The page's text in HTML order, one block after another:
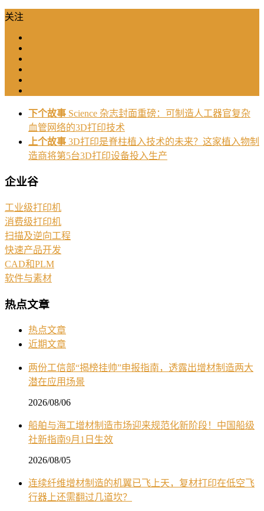
关注
下个故事 Science 杂志封面重磅：可制造人工器官复杂
血管网络的3D打印技术
上个故事 3D打印是脊柱植入技术的未来？这家植入物制
造商将第5台3D打印设备投入生产
企业谷
工业级打印机
消费级打印机
扫描及逆向工程
快速产品开发
CAD和PLM
软件与素材
热点文章
热点文章
近期文章
两份工信部“揭榜挂帅”申报指南，透露出增材制造两大
潜在应用场景
2026/08/06
船舶与海工增材制造市场迎来规范化新阶段！中国船级
社新指南9月1日生效
2026/08/05
连续纤维增材制造的机翼已飞上天，复材打印在低空飞
行器上还需翻过几道坎？